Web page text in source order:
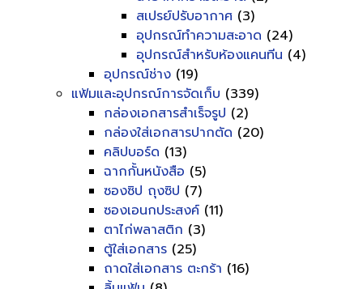
สเปรย์ปรับอากาศ (3)
อุปกรณ์ทำความสะอาด (24)
อุปกรณ์สำหรับห้องแคนทีน (4)
อุปกรณ์ช่าง (19)
แฟ้มและอุปกรณ์การจัดเก็บ (339)
กล่องเอกสารสำเร็จรูป (2)
กล่องใส่เอกสารปากตัด (20)
คลิปบอร์ด (13)
ฉากกั้นหนังสือ (5)
ซองซิป ถุงซิป (7)
ซองเอนกประสงค์ (11)
ตาไก่พลาสติก (3)
ตู้ใส่เอกสาร (25)
ถาดใส่เอกสาร ตะกร้า (16)